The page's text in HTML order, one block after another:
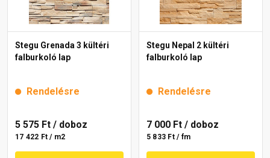
Stegu Grenada 3 kültéri
falburkoló lap
Rendelésre
5 575 Ft / doboz
17 422 Ft / m2
Stegu Nepal 2 kültéri
falburkoló lap
Rendelésre
7 000 Ft / doboz
5 833 Ft / fm